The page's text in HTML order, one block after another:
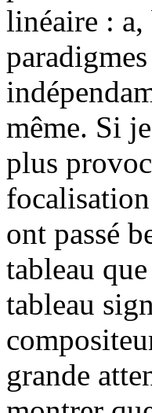
linéaire : a,
même. Si
plus
ont passé
tableau
tableau
grande